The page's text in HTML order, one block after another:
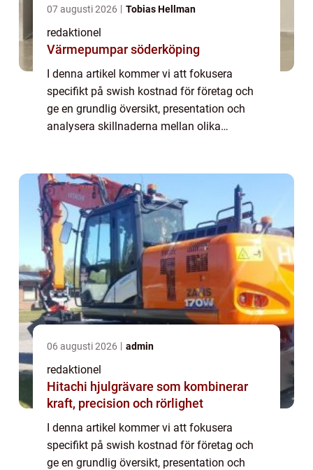
07 augusti 2026 Tobias Hellman
redaktionel
Värmepumpar söderköping
I denna artikel kommer vi att fokusera
specifikt på swish kostnad för företag och
ge en grundlig översikt, presentation och
analysera skillnaderna mellan olika
olika t...
06 augusti 2026 admin
redaktionel
Hitachi hjulgrävare som kombinerar
kraft, precision och rörlighet
I denna artikel kommer vi att fokusera
specifikt på swish kostnad för företag och
ge en grundlig översikt, presentation och